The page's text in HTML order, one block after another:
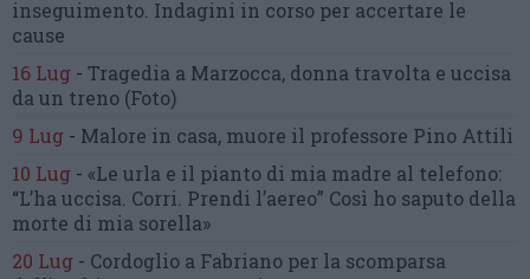
inseguimento. Indagini in corso per accertare le
cause
16 Lug - Tragedia a Marzocca, donna travolta e uccisa
da un treno (Foto)
9 Lug - Malore in casa, muore il professore Pino Attili
10 Lug - «Le urla e il pianto di mia madre al telefono:
“L’ha uccisa. Corri. Prendi l’aereo” Così ho saputo della
morte di mia sorella»
20 Lug - Cordoglio a Fabriano per la scomparsa